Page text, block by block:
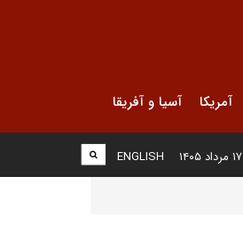
آمریکا آسیا و آفریقا
ENGLISH